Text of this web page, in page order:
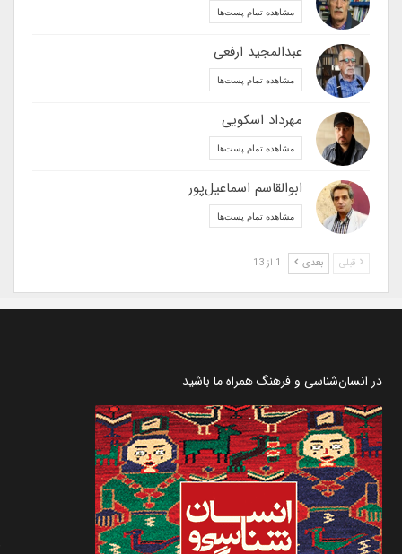
مشاهده تمام پست‌ها
عبدالمجید ارفعی
مشاهده تمام پست‌ها
مهرداد اسکویی
مشاهده تمام پست‌ها
ابوالقاسم اسماعیل‌پور
مشاهده تمام پست‌ها
قبلی بعدی
در انسان‌شناسی و فرهنگ همراه ما باشید